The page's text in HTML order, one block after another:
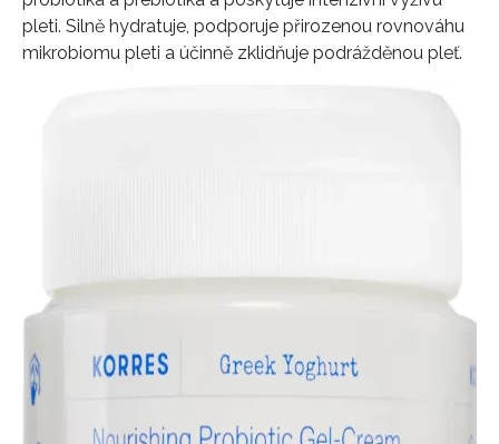
pleti. Silně hydratuje, podporuje přirozenou rovnováhu
mikrobiomu pleti a účinně zklidňuje podrážděnou pleť.